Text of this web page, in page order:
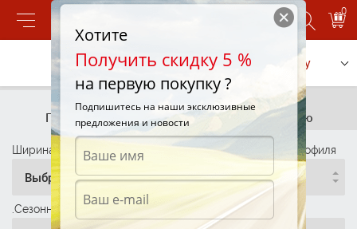
0
Позвонить Заказать услугу
Подбор шин
По параметрам
Подбор шин
По автомобилю
Ширина профиля
Выбрать
Высота Профиля
Выбрать
Диаметр Профиля
Выбрать
.Сезонность
Хотите
Получить скидку 5 %
на первую покупку ?
Подпишитесь на наши эксклюзивные
предложения и новости